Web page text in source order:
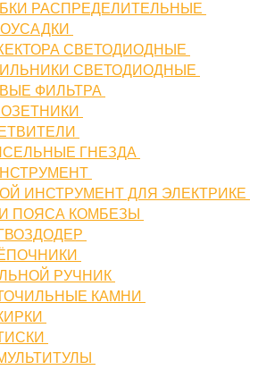
РАСПРЕДЕЛИТЕЛЬНЫЕ
СВЕТОДИОДНЫЕ
СВЕТОДИОДНЫЕ
ФИЛЬТРА
ГНЕЗДА
ИНСТРУМЕНТ ДЛЯ ЭЛЕКТРИКЕ
ПОЯСА КОМБЕЗЫ
РУЧНИК
КАМНИ